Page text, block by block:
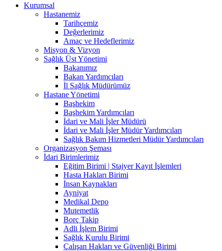
Kurumsal
Hastanemiz
Tarihçemiz
Değerlerimiz
Amaç ve Hedeflerimiz
Misyon & Vizyon
Sağlık Üst Yönetimi
Bakanımız
Bakan Yardımcıları
İl Sağlık Müdürümüz
Hastane Yönetimi
Başhekim
Başhekim Yardımcıları
İdari ve Mali İşler Müdürü
İdari ve Mali İşler Müdür Yardımcıları
Sağlık Bakım Hizmetleri Müdür Yardımcıları
Organizasyon Şeması
İdari Birimlerimiz
Eğitim Birimi | Stajyer Kayıt İşlemleri
Hasta Hakları Birimi
İnsan Kaynakları
Ayniyat
Medikal Depo
Mutemetlik
Borç Takip
Adli İşlem Birimi
Sağlık Kurulu Birimi
Çalışan Hakları ve Güvenliği Birimi